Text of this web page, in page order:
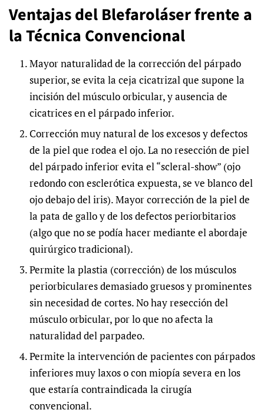
Ventajas del Blefaroláser frente a
la Técnica Convencional
Mayor naturalidad de la corrección del párpado
superior, se evita la ceja cicatrizal que supone la
incisión del músculo orbicular, y ausencia de
cicatrices en el párpado inferior.
Corrección muy natural de los excesos y defectos
de la piel que rodea el ojo. La no resección de piel
del párpado inferior evita el “scleral-show” (ojo
redondo con esclerótica expuesta, se ve blanco del
ojo debajo del iris). Mayor corrección de la piel de
la pata de gallo y de los defectos periorbitarios
(algo que no se podía hacer mediante el abordaje
quirúrgico tradicional).
Permite la plastia (corrección) de los músculos
periorbiculares demasiado gruesos y prominentes
sin necesidad de cortes. No hay resección del
músculo orbicular, por lo que no afecta la
naturalidad del parpadeo.
Permite la intervención de pacientes con párpados
inferiores muy laxos o con miopía severa en los
que estaría contraindicada la cirugía
convencional.